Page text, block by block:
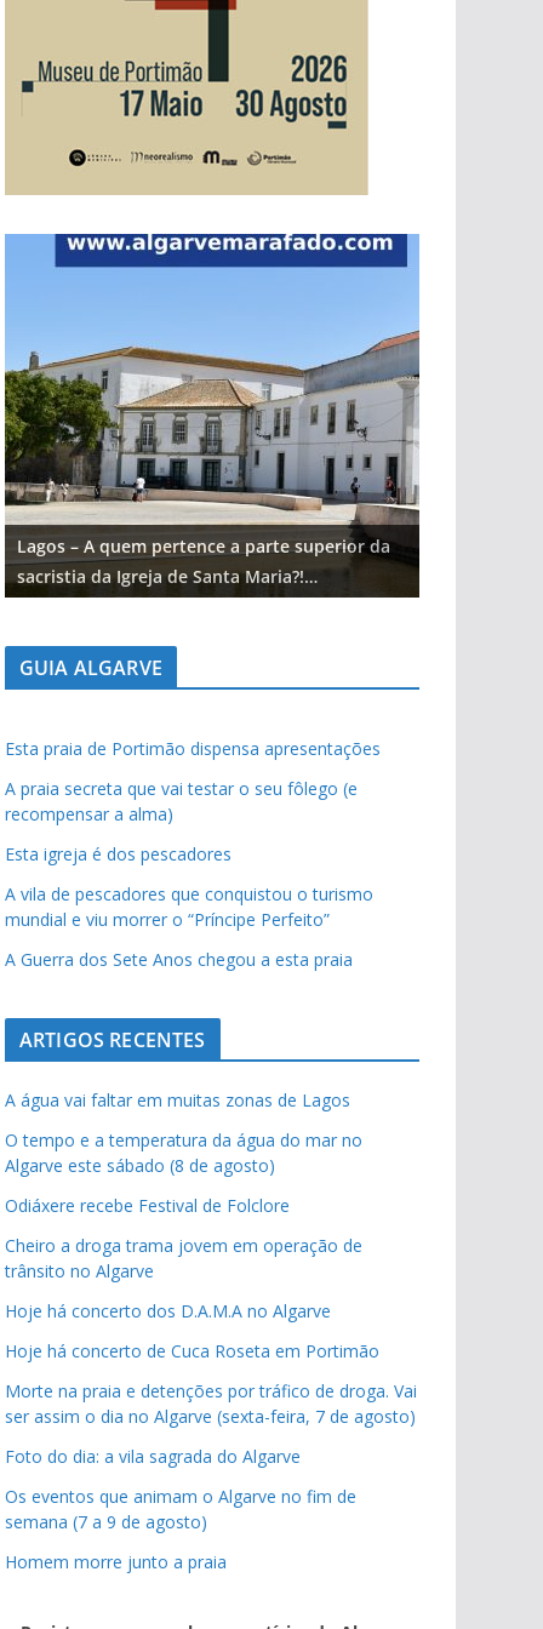
Lagos – A quem pertence a parte superior da
sacristia da Igreja de Santa Maria?!…
GUIA ALGARVE
Esta praia de Portimão dispensa apresentações
A praia secreta que vai testar o seu fôlego (e
recompensar a alma)
Esta igreja é dos pescadores
A vila de pescadores que conquistou o turismo
mundial e viu morrer o “Príncipe Perfeito”
A Guerra dos Sete Anos chegou a esta praia
ARTIGOS RECENTES
A água vai faltar em muitas zonas de Lagos
O tempo e a temperatura da água do mar no
Algarve este sábado (8 de agosto)
Odiáxere recebe Festival de Folclore
Cheiro a droga trama jovem em operação de
trânsito no Algarve
Hoje há concerto dos D.A.M.A no Algarve
Hoje há concerto de Cuca Roseta em Portimão
Morte na praia e detenções por tráfico de droga. Vai
ser assim o dia no Algarve (sexta-feira, 7 de agosto)
Foto do dia: a vila sagrada do Algarve
Os eventos que animam o Algarve no fim de
semana (7 a 9 de agosto)
Homem morre junto a praia